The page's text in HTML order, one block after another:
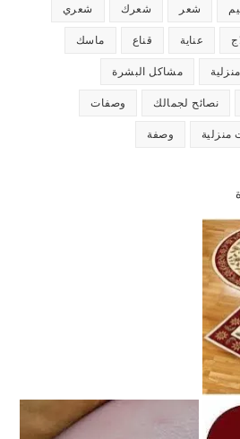
شعر شعرك شعري
عناية قناع ماسك
مشاكل البشرة
نصائح لجمالك وصفات
منزلية وصفة